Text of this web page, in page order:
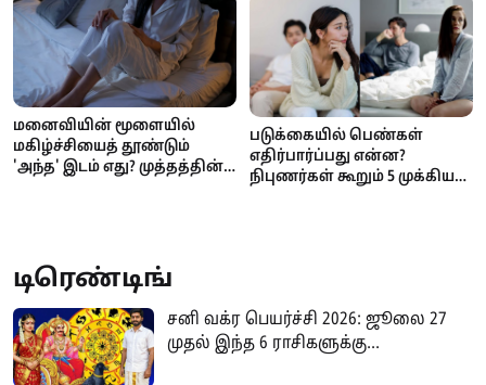
மனைவியின் மூளையில்
மகிழ்ச்சியைத் தூண்டும்
'அந்த' இடம் எது? முத்தத்தின்
படுக்கையில் பெண்கள்
எதிர்பார்ப்பது என்ன?
நிபுணர்கள் கூறும் 5 முக்கிய
டிரெண்டிங்
சனி வக்ர பெயர்ச்சி 2026: ஜூலை 27
முதல் இந்த 6 ராசிகளுக்கு...